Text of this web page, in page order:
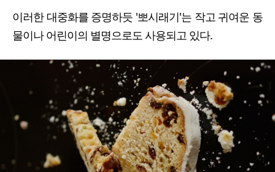
이러한 대중화를 증명하듯 '뽀시래기'는 작고 귀여운 동
물이나 어린이의 별명으로도 사용되고 있다.